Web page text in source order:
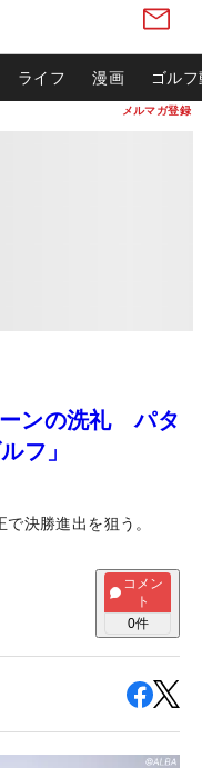
メルマガ登録
ライフ 漫画 ゴル
ンの洗礼 パタ
フ」
決勝進出を狙う。
コメン
ト
0件